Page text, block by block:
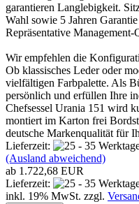
garantieren Langlebigkeit.
Wahl sowie 5 Jahren
Repräsentative Management-
Wir empfehlen die
Ob klassisches Leder oder
vielfältigen Farbpalette. Als
persönlich und erfüllen Ihre
Chefsessel Urania 151 wird
montiert im Karton frei
deutsche Markenqualität für
Lieferzeit:
(Ausland abweichend)
ab 1.722,68 EUR
Lieferzeit:
inkl. 19% MwSt. zzgl.